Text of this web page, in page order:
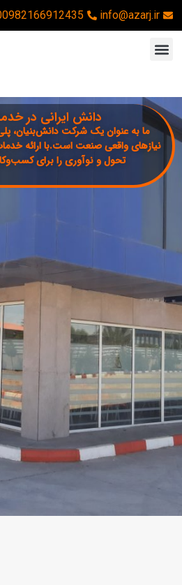
info@azarj.ir
دانش ایرانی در
ما به عنوان یک شرکت دانش‌بنیان،
نیازهای واقعی صنعت است.با ارائه
تحول و نوآوری را برای